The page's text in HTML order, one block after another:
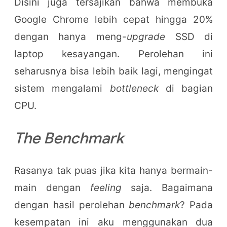
Disini juga tersajikan bahwa membuka
Google Chrome lebih cepat hingga 20%
dengan hanya meng-upgrade SSD di
laptop kesayangan. Perolehan ini
seharusnya bisa lebih baik lagi, mengingat
sistem mengalami bottleneck di bagian
CPU.
The Benchmark
Rasanya tak puas jika kita hanya bermain-
main dengan feeling saja. Bagaimana
dengan hasil perolehan benchmark? Pada
kesempatan ini aku menggunakan dua